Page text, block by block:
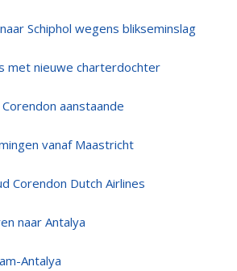
Schiphol wegens blikseminslag
met nieuwe charterdochter
aanstaande
vanaf Maastricht
Corendon Dutch Airlines
naar Antalya
Antalya